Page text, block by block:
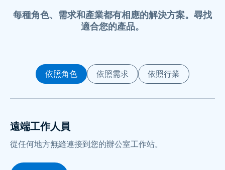
每種角色、需求和產業都有相應的解決方案。尋找
適合您的產品。
依照角色 依照需求 依照行業
遠端工作人員
從任何地方無縫連接到您的辦公室工作站。